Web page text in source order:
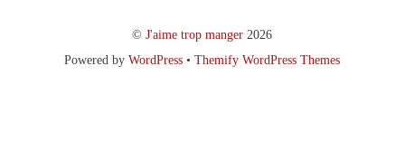
©J'aime trop manger 2026
Powered byWordPress •Themify WordPress Themes